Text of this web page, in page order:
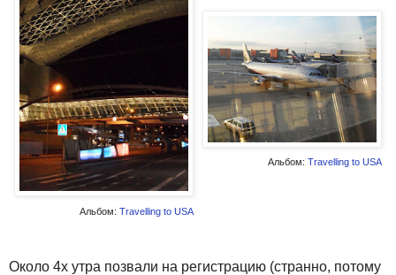
Альбом: Travelling to USA
Альбом: Travelling to USA
Около 4х утра позвали на регистрацию (странно, потому